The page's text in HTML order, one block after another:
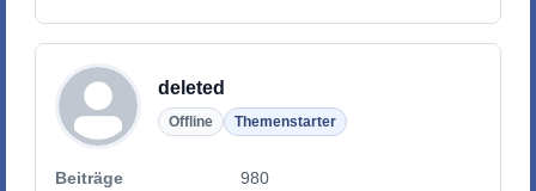
deleted
Offline Themenstarter
Beiträge
980